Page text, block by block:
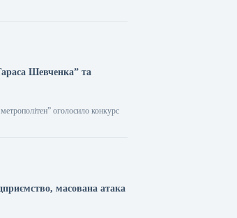
Шевченка” та
оголосило конкурс
масована атака